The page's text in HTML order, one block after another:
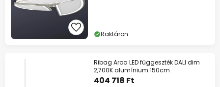
Raktáron
Ribag Aroa LED függeszték DALI dim
2,700K alumínium 150cm
404 718 Ft